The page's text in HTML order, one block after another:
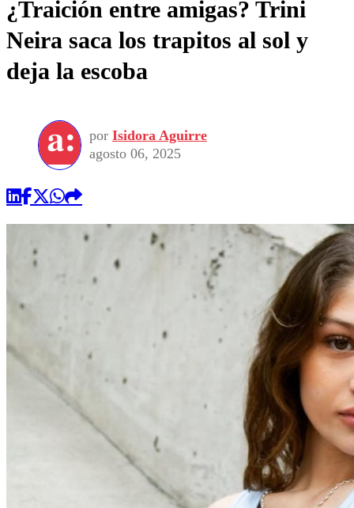
¿Traición entre amigas? Trini
Neira saca los trapitos al sol y
deja la escoba
por Isidora Aguirre
agosto 06, 2025